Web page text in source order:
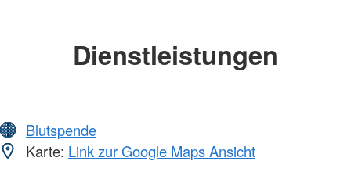
Dienstleistungen
Blutspende
Karte: Link zur Google Maps Ansicht